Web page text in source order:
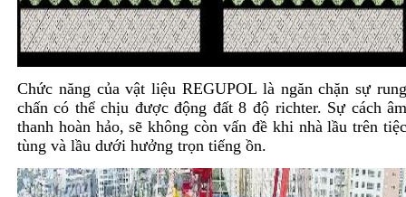
Chức năng của vật liệu REGUPOL là ngăn chặn sự
chấn có thể chịu được động đất 8 độ richter. Sự cách
thanh hoàn hảo, sẽ không còn vấn đề khi nhà lầu trên
tùng và lầu dưới hưởng trọn tiếng ồn.